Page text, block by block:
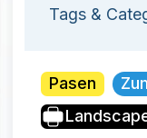
Tags &
Pasen